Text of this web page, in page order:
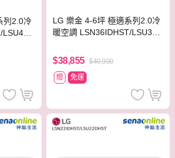
列2.0冷
LG 樂金 4-6坪 極適系列2.0冷
暖空調 LSN36IDHST/LSU36D
$38,855 $40,900
贈
免運